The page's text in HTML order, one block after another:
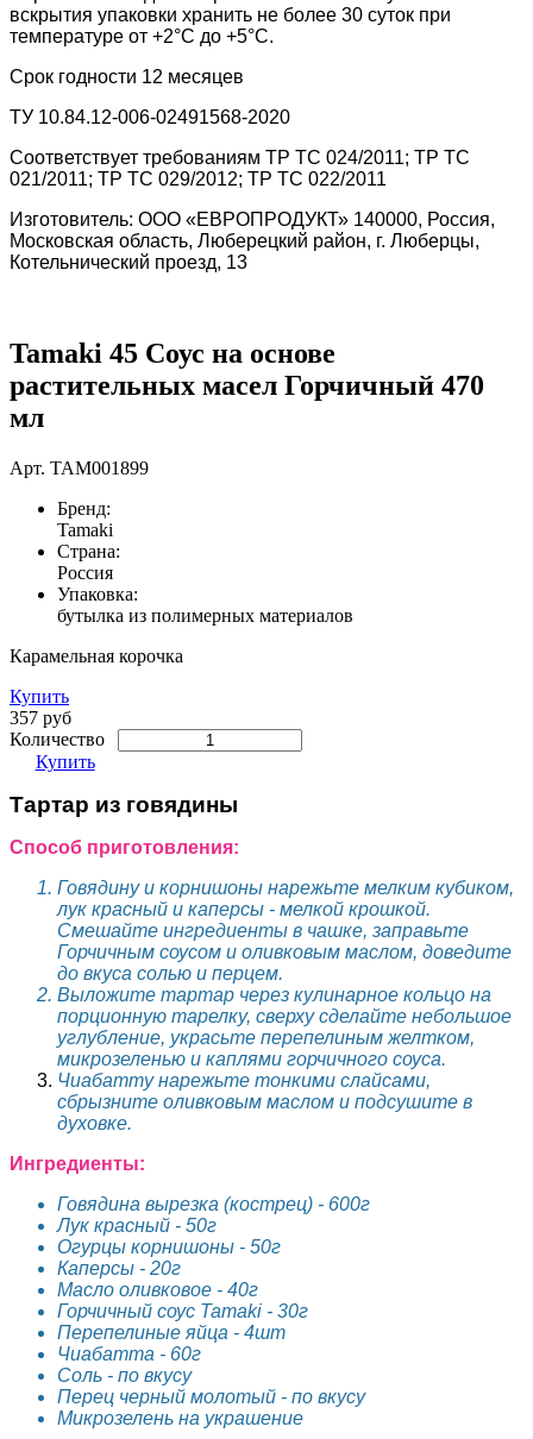
вскрытия упаковки хранить не более 30 суток при
температуре от +2°С до +5°С.
Срок годности 12 месяцев
ТУ 10.84.12-006-02491568-2020
Соответствует требованиям ТР ТС 024/2011; ТР ТС
021/2011; ТР ТС 029/2012; ТР ТС 022/2011
Изготовитель: ООО «ЕВРОПРОДУКТ» 140000, Россия,
Московская область, Люберецкий район, г. Люберцы,
Котельнический проезд, 13
Tamaki 45 Соус на основе
растительных масел Горчичный 470
мл
Арт. TAM001899
Бренд:
Tamaki
Страна:
Россия
Упаковка:
бутылка из полимерных материалов
Карамельная корочка
Купить
357 руб
Количество
Купить
Тартар из говядины
Способ приготовления:
Говядину и корнишоны нарежьте мелким кубиком,
лук красный и каперсы - мелкой крошкой.
Смешайте ингредиенты в чашке, заправьте
Горчичным соусом и оливковым маслом, доведите
до вкуса солью и перцем.
Выложите тартар через кулинарное кольцо на
порционную тарелку, сверху сделайте небольшое
углубление, украсьте перепелиным желтком,
микрозеленью и каплями горчичного соуса.
Чиабатту нарежьте тонкими слайсами,
сбрызните оливковым маслом и подсушите в
духовке.
Ингредиенты:
Говядина вырезка (кострец) - 600г
Лук красный - 50г
Огурцы корнишоны - 50г
Каперсы - 20г
Масло оливковое - 40г
Горчичный соус Tamaki - 30г
Перепелиные яйца - 4шт
Чиабатта - 60г
Соль - по вкусу
Перец черный молотый - по вкусу
Микрозелень на украшение